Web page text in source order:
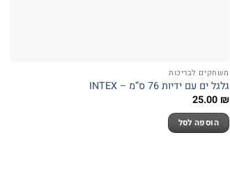
משחקים לבריכות
גלגל ים עם ידיות 76 ס”מ – INTEX
25.00 ₪
הוספה לסל